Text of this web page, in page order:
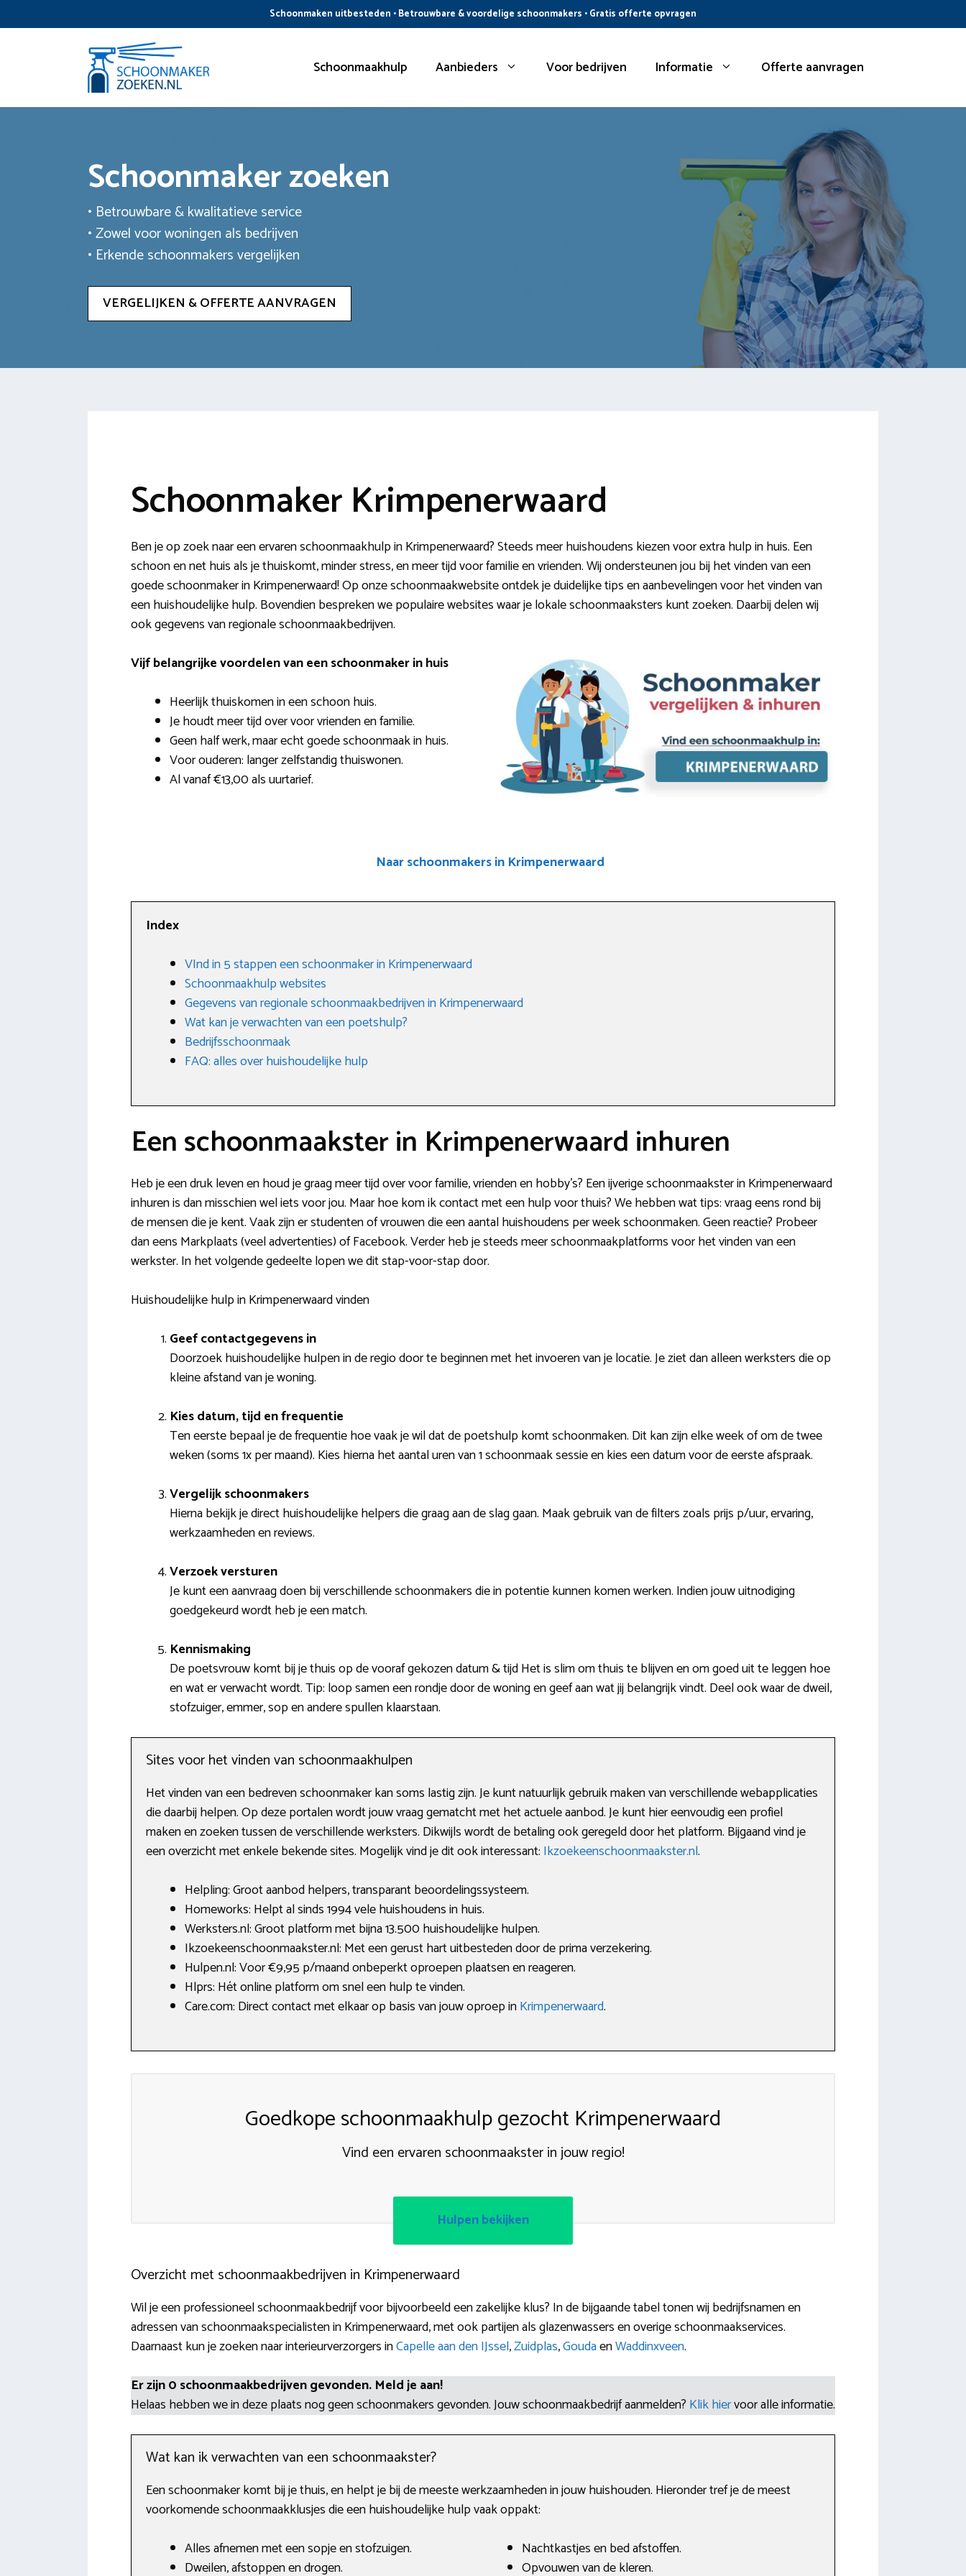
naar
Schoonmaken uitbesteden • Betrouwbare & voordelige schoonmakers • Gratis offerte opvragen
Schoonmaakhulp Aanbieders Voor bedrijven Informatie Offerte aanvragen
Schoonmaker zoeken
• Betrouwbare & kwalitatieve service
• Zowel voor woningen als bedrijven
• Erkende schoonmakers vergelijken
VERGELIJKEN & OFFERTE AANVRAGEN
Schoonmaker Krimpenerwaard
Ben je op zoek naar een ervaren schoonmaakhulp in Krimpenerwaard? Steeds meer huishoudens kiezen voor extra hulp in huis. Een
schoon en net huis als je thuiskomt, minder stress, en meer tijd voor familie en vrienden. Wij ondersteunen jou bij het vinden van een
goede schoonmaker in Krimpenerwaard! Op onze schoonmaakwebsite ontdek je duidelijke tips en aanbevelingen voor het vinden van
een huishoudelijke hulp. Bovendien bespreken we populaire websites waar je lokale schoonmaaksters kunt zoeken. Daarbij delen wij
ook gegevens van regionale schoonmaakbedrijven.
Vijf belangrijke voordelen van een schoonmaker in huis
Heerlijk thuiskomen in een schoon huis.
Je houdt meer tijd over voor vrienden en familie.
Geen half werk, maar echt goede schoonmaak in huis.
Voor ouderen: langer zelfstandig thuiswonen.
Al vanaf €13,00 als uurtarief.
Naar schoonmakers in Krimpenerwaard
Index
VInd in 5 stappen een schoonmaker in Krimpenerwaard
Schoonmaakhulp websites
Gegevens van regionale schoonmaakbedrijven in Krimpenerwaard
Wat kan je verwachten van een poetshulp?
Bedrijfsschoonmaak
FAQ: alles over huishoudelijke hulp
Een schoonmaakster in Krimpenerwaard inhuren
Heb je een druk leven en houd je graag meer tijd over voor familie, vrienden en hobby’s? Een ijverige schoonmaakster in Krimpenerwaard
inhuren is dan misschien wel iets voor jou. Maar hoe kom ik contact met een hulp voor thuis? We hebben wat tips: vraag eens rond bij
de mensen die je kent. Vaak zijn er studenten of vrouwen die een aantal huishoudens per week schoonmaken. Geen reactie? Probeer
dan eens Markplaats (veel advertenties) of Facebook. Verder heb je steeds meer schoonmaakplatforms voor het vinden van een
werkster. In het volgende gedeelte lopen we dit stap-voor-stap door.
Huishoudelijke hulp in Krimpenerwaard vinden
Geef contactgegevens in
Doorzoek huishoudelijke hulpen in de regio door te beginnen met het invoeren van je locatie. Je ziet dan alleen werksters die op
kleine afstand van je woning.
Kies datum, tijd en frequentie
Ten eerste bepaal je de frequentie hoe vaak je wil dat de poetshulp komt schoonmaken. Dit kan zijn elke week of om de twee
weken (soms 1x per maand). Kies hierna het aantal uren van 1 schoonmaak sessie en kies een datum voor de eerste afspraak.
Vergelijk schoonmakers
Hierna bekijk je direct huishoudelijke helpers die graag aan de slag gaan. Maak gebruik van de filters zoals prijs p/uur, ervaring,
werkzaamheden en reviews.
Verzoek versturen
Je kunt een aanvraag doen bij verschillende schoonmakers die in potentie kunnen komen werken. Indien jouw uitnodiging
goedgekeurd wordt heb je een match.
Kennismaking
De poetsvrouw komt bij je thuis op de vooraf gekozen datum & tijd Het is slim om thuis te blijven en om goed uit te leggen hoe
en wat er verwacht wordt. Tip: loop samen een rondje door de woning en geef aan wat jij belangrijk vindt. Deel ook waar de dweil,
stofzuiger, emmer, sop en andere spullen klaarstaan.
Sites voor het vinden van schoonmaakhulpen
Het vinden van een bedreven schoonmaker kan soms lastig zijn. Je kunt natuurlijk gebruik maken van verschillende webapplicaties
die daarbij helpen. Op deze portalen wordt jouw vraag gematcht met het actuele aanbod. Je kunt hier eenvoudig een profiel
maken en zoeken tussen de verschillende werksters. Dikwijls wordt de betaling ook geregeld door het platform. Bijgaand vind je
een overzicht met enkele bekende sites. Mogelijk vind je dit ook interessant: Ikzoekeenschoonmaakster.nl.
Helpling: Groot aanbod helpers, transparant beoordelingssysteem.
Homeworks: Helpt al sinds 1994 vele huishoudens in huis.
Werksters.nl: Groot platform met bijna 13.500 huishoudelijke hulpen.
Ikzoekeenschoonmaakster.nl: Met een gerust hart uitbesteden door de prima verzekering.
Hulpen.nl: Voor €9,95 p/maand onbeperkt oproepen plaatsen en reageren.
Hlprs: Hét online platform om snel een hulp te vinden.
Care.com: Direct contact met elkaar op basis van jouw oproep inKrimpenerwaard.
Goedkope schoonmaakhulp gezocht Krimpenerwaard
Vind een ervaren schoonmaakster in jouw regio!
Hulpen bekijken
Overzicht met schoonmaakbedrijven in Krimpenerwaard
Wil je een professioneel schoonmaakbedrijf voor bijvoorbeeld een zakelijke klus? In de bijgaande tabel tonen wij bedrijfsnamen en
adressen van schoonmaakspecialisten in Krimpenerwaard, met ook partijen als glazenwassers en overige schoonmaakservices.
Daarnaast kun je zoeken naar interieurverzorgers inCapelle aan den IJssel,Zuidplas,GoudaenWaddinxveen.
Er zijn 0 schoonmaakbedrijven gevonden. Meld je aan!
Helaas hebben we in deze plaats nog geen schoonmakers gevonden. Jouw schoonmaakbedrijf aanmelden? Klik hiervoor alle informatie.
Wat kan ik verwachten van een schoonmaakster?
Een schoonmaker komt bij je thuis, en helpt je bij de meeste werkzaamheden in jouw huishouden. Hieronder tref je de meest
voorkomende schoonmaakklusjes die een huishoudelijke hulp vaak oppakt:
Alles afnemen met een sopje en stofzuigen.
Dweilen, afstoppen en drogen.
Nachtkastjes en bed afstoffen.
Opvouwen van de kleren.